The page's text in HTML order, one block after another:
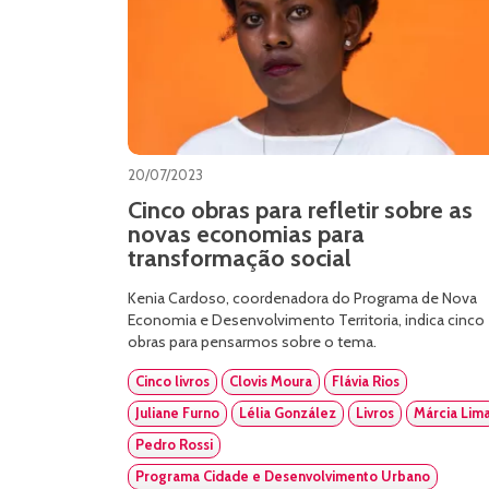
20/07/2023
Cinco obras para refletir sobre as
novas economias para
transformação social
Kenia Cardoso, coordenadora do Programa de Nova
Economia e Desenvolvimento Territoria, indica cinco
obras para pensarmos sobre o tema.
Cinco livros Clovis Moura
Flávia Rios
Juliane Furno
Lélia González Livros
Márcia
Pedro Rossi
Programa Cidade e Desenvolvimento Urbano